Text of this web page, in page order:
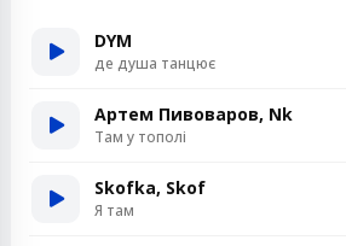
DYM
де душа танцює
Артем Пивоваров, Nk
Там у тополі
Skofka, Skof
Я там